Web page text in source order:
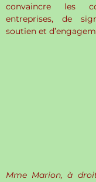
convaincre les
entreprises, de
soutien et
Mme Marion, à